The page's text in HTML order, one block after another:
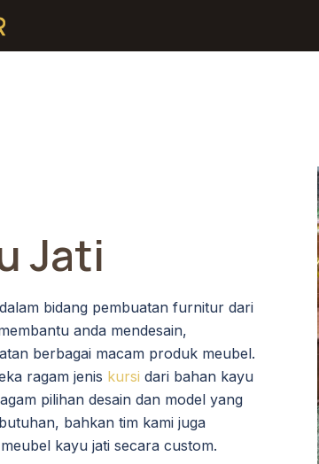
Jati
bidang pembuatan furnitur dari
anda mendesain,
berbagai macam produk meubel.
ragam jenis kursi dari bahan kayu
pilihan desain dan model yang
bahkan tim kami juga
kayu jati secara custom.